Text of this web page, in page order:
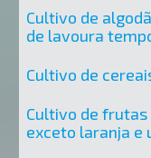
Cultivo de
de lavoura
Cultivo de
Cultivo de
exceto laranja e